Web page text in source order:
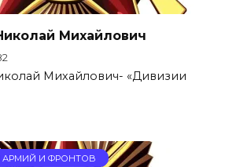
Михайлович
Михайлович- «Дивизии
И ФРОНТОВ